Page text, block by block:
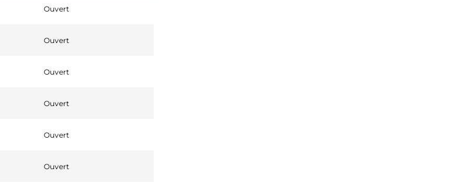
Ouvert
Ouvert
Ouvert
Ouvert
Ouvert
Ouvert